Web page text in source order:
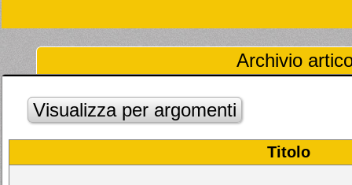
Archivio
Visualizza per argomenti
Titolo